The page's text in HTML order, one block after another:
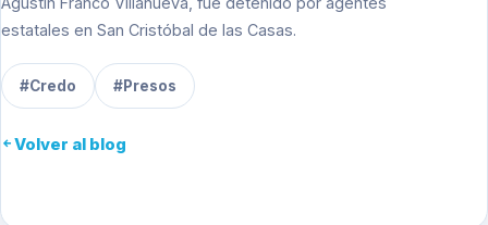
estatales en San Cristóbal de las Casas.
#Credo #Presos
Volver al blog